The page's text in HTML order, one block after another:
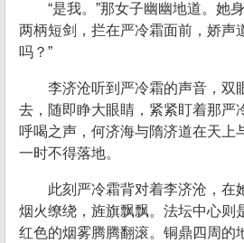
“是我。”那女子幽幽地道。她
两柄短剑，拦在严冷霜面前，娇声
吗？”
李济沧听到严冷霜的声音，双
去，随即睁大眼睛，紧紧盯着那严
呼喝之声，何济海与隋济道在天上
一时不得落地。
此刻严冷霜背对着李济沧，在
烟火缭绕，旌旗飘飘。法坛中心则
红色的烟雾腾腾翻滚。铜鼎四周的